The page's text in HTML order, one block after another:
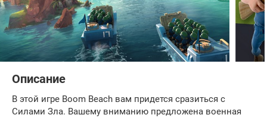
Описание
В этой игре Boom Beach вам придется сразиться с
Силами Зла. Вашему вниманию предложена военная